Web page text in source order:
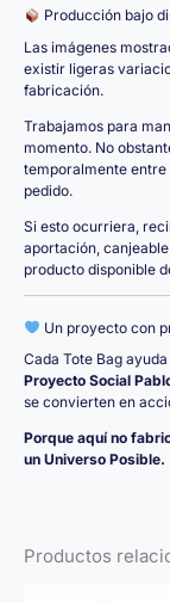
Producción bajo
Las imágenes
existir ligeras
fabricación.
Trabajamos para
momento. No
temporalmente entre
pedido.
Si esto ocurriera,
aportación,
producto disponible
Un proyecto con
Cada Tote Bag
Proyecto Social
se convierten en
Porque aquí no
un Universo Posible.
Productos